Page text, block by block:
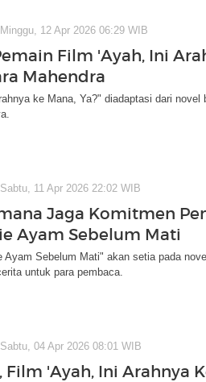
Minggu, 12 Apr 2026 06:29 WIB
Film 'Ayah, Ini
Mahendra
ke Mana, Ya?" diadaptasi dari
Sabtu, 11 Apr 2026 22:02 WIB
Jaga Komitmen
Ayam Sebelum Mati
Ayam Sebelum Mati" akan setia pada
untuk para pembaca.
Sabtu, 04 Apr 2026 08:01 WIB
Film 'Ayah, Ini Arahnya